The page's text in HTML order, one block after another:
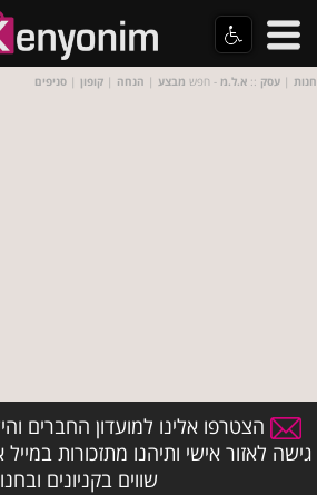
חנות | עסק :: א.ל.מ - חפש מבצע | הנחה | קופון | סניפים
הצטרפו אלינו למועדון החברים
גישה לאזור אישי ותיהנו מתזכורות
שווים בקניונים